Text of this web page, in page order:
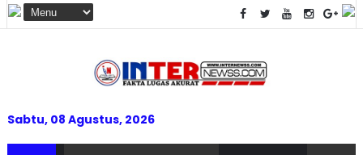
Sabtu, 08 Agustus, 2026